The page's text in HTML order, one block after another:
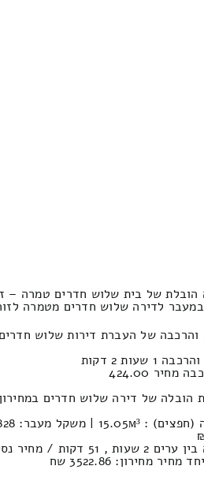
הובלת של בית שלוש חדרים טמרה –
לדירה שלוש חדרים מטמרה לזוהר 4400 – 3300
והרכבה של העברת דירות שלוש
שעות 2 דקות
מחיר 424.00
הובלה של דירה שלוש חדרים
/ מחיר נסיעה 1929.38 שקל
מחירון: 3522.86 שח